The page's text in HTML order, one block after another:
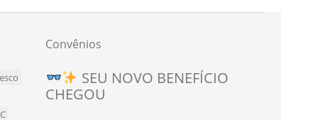
Convênios
SEU NOVO BENEFÍCIO
CHEGOU
Novo convênio para
bancários e bancárias de